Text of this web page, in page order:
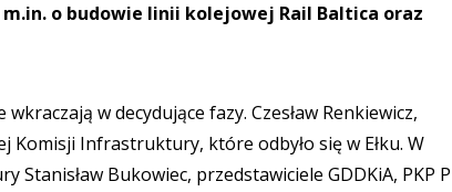
m.in. o budowie linii kolejowej Rail Baltica oraz
w decydujące fazy. Czesław Renkiewicz,
Komisji Infrastruktury, które odbyło się w Ełku. W
Bukowiec, przedstawiciele GDDKiA, PKP